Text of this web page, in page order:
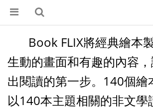
Book FLIX將經典繪本製
生動的畫面和有趣的內容
出閱讀的第一步。 140個繪
以140本主題相關的非文學